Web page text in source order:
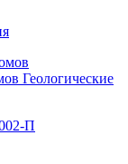
Геологические
П